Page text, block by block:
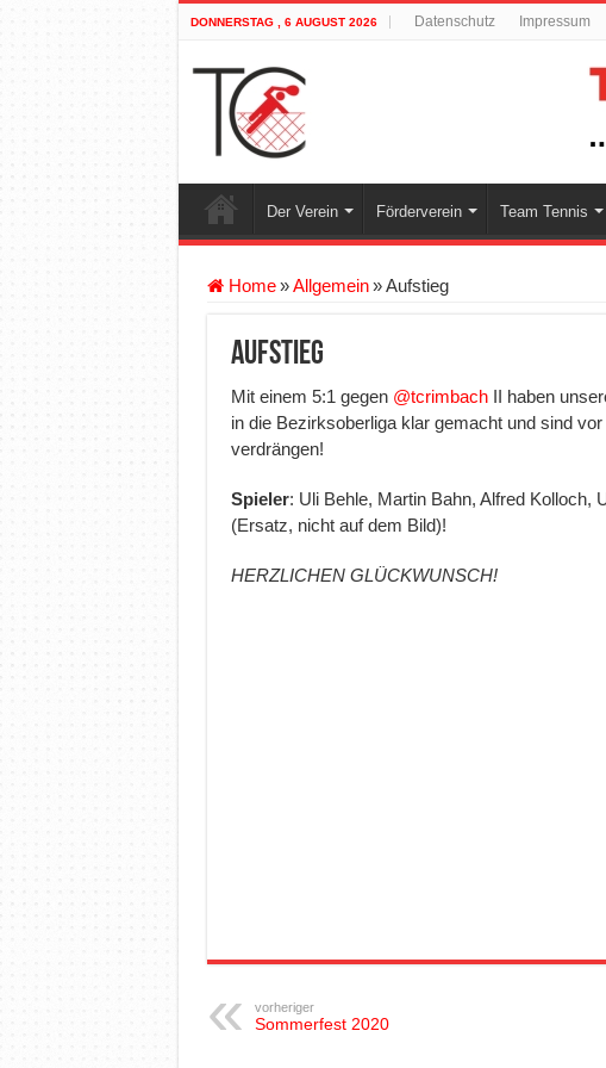
DONNERSTAG , 6 AUGUST 2026 Datenschutz Impressum
Der Verein Förderverein Team Tennis
Home » Allgemein » Aufstieg
Aufstieg
Mit einem 5:1 gegen @tcrimbachII haben
in die Bezirksoberliga klar gemacht und sind
verdrängen!
Spieler: Uli Behle, Martin Bahn, Alfred Kolloch,
(Ersatz, nicht auf dem Bild)!
HERZLICHEN GLÜCKWUNSCH!
vorheriger
Sommerfest 2020